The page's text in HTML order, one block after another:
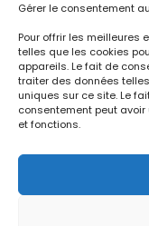
Gérer le consentement
Pour offrir les meilleures
telles que les cookies
appareils. Le fait de
traiter des données
uniques sur ce site. Le
consentement peut
et fonctions.
.Qui sommes-
.Politique de